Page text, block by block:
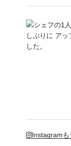
Instagramも